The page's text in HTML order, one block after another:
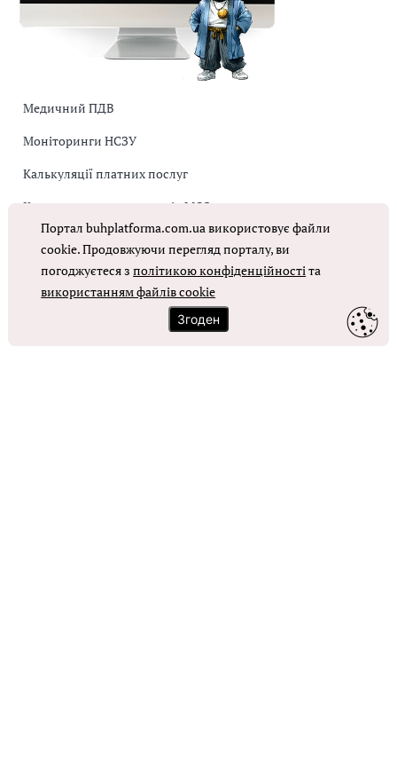
Медичний ПДВ
Моніторинги НСЗУ
Калькуляції платних послуг
Коригувальна накладна від МОЗ
Оплата праці в КНП
ОТРИМАТИ ДОСТУП
Портал buhplatforma.com.ua використовує файли
cookie. Продовжуючи перегляд порталу, ви
погоджуєтеся зполітикою конфіденційностіта
використанням файлів cookie
Згоден